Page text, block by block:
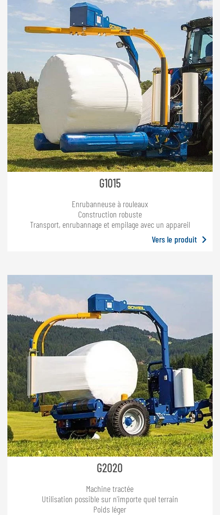
SUISSE
GÖWEIL Schweiz
G1015
Enrubanneuse à rouleaux
Construction robuste
Transport, enrubannage et empilage avec un appareil
Vers le produit
G2020
Machine tractée
Utilisation possible sur n'importe quel terrain
Poids léger